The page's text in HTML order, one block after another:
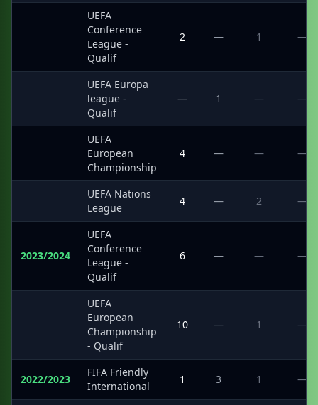
UEFA
Conference
League -
Qualif
2 — 1 —
UEFA Europa
league -
Qualif
— 1 — —
UEFA
European
Championship
4 — — —
UEFA Nations
League
4 — 2 —
2023/2024
UEFA
Conference
League -
Qualif
6 — — —
UEFA
European
Championship
- Qualif
10 — 1 —
2022/2023
FIFA Friendly
International
1 3 1 —